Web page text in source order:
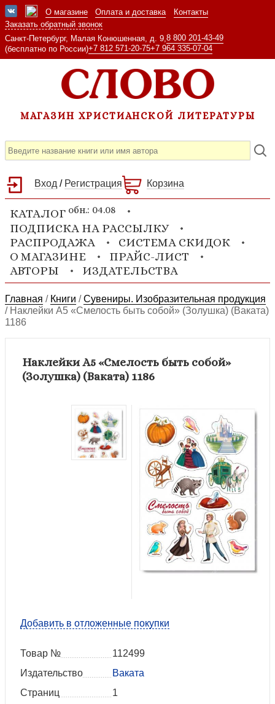
О магазине Оплата и доставка
Контакты
Заказать обратный звонок
Санкт-Петербург, Малая Конюшенная, д. 9, 8 800 201-43-49
(бесплатно по России)+7 812 571-20-75+7 964 335-07-04
МАГАЗИН ХРИСТИАНСКОЙ ЛИТЕРАТУРЫ
Вход / Регистрация Корзина
КАТАЛОГ обн.: 04.08
ПОДПИСКА НА РАССЫЛКУ
РАСПРОДАЖА
СИСТЕМА СКИДОК
О МАГАЗИНЕ
ПРАЙС-ЛИСТ
АВТОРЫ
ИЗДАТЕЛЬСТВА
Главная / Книги /Сувениры. Изобразительная продукция
/ Наклейки А5 «Смелость быть собой» (Золушка) (Ваката)
1186
Наклейки А5 «Смелость быть собой»
(Золушка) (Ваката) 1186
Добавить в отложенные покупки
Товар №
112499
Издательство
Ваката
Страниц
1